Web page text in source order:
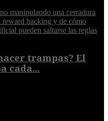
trampas? El
cada...